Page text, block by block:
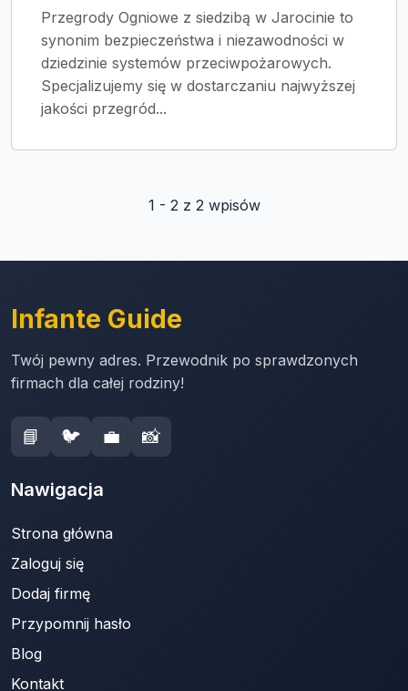
Przegrody Ogniowe z siedzibą w Jarocinie to
synonim bezpieczeństwa i niezawodności w
dziedzinie systemów przeciwpożarowych.
Specjalizujemy się w dostarczaniu najwyższej
jakości przegród...
1 - 2 z 2 wpisów
Infante Guide
Twój pewny adres. Przewodnik po sprawdzonych
firmach dla całej rodziny!
📘 🐦 💼 📸
Nawigacja
Strona główna
Zaloguj się
Dodaj firmę
Przypomnij hasło
Blog
Kontakt